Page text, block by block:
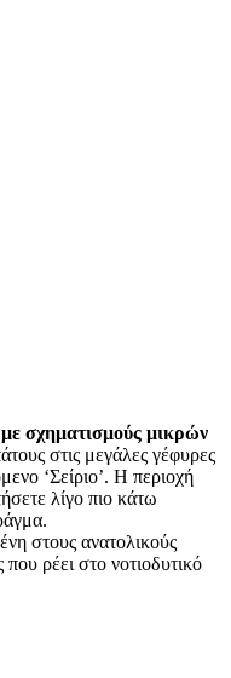
με σχηματισμούς μικρών
στις μεγάλες γέφυρες
‘Σείριο’. Η περιοχή
λίγο πιο κάτω
στους ανατολικούς
ρέει στο νοτιοδυτικό